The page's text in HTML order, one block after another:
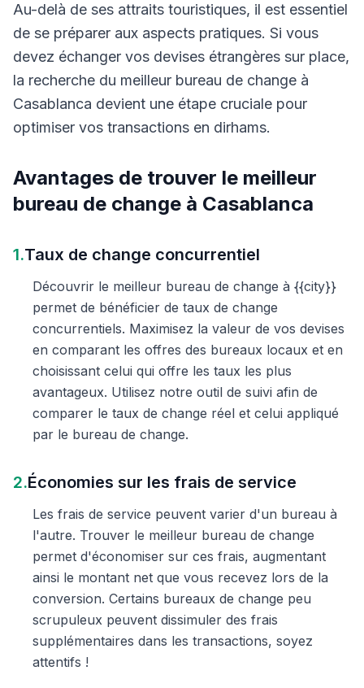
Au-delà de ses attraits touristiques, il est essentiel
de se préparer aux aspects pratiques. Si vous
devez échanger vos devises étrangères sur place,
la recherche du meilleur bureau de change à
Casablanca devient une étape cruciale pour
optimiser vos transactions en dirhams.
Avantages de trouver le meilleur
bureau de change à Casablanca
1.Taux de change concurrentiel
Découvrir le meilleur bureau de change à {{city}}
permet de bénéficier de taux de change
concurrentiels. Maximisez la valeur de vos devises
en comparant les offres des bureaux locaux et en
choisissant celui qui offre les taux les plus
avantageux. Utilisez notre outil de suivi afin de
comparer le taux de change réel et celui appliqué
par le bureau de change.
2.Économies sur les frais de service
Les frais de service peuvent varier d'un bureau à
l'autre. Trouver le meilleur bureau de change
permet d'économiser sur ces frais, augmentant
ainsi le montant net que vous recevez lors de la
conversion. Certains bureaux de change peu
scrupuleux peuvent dissimuler des frais
supplémentaires dans les transactions, soyez
attentifs !